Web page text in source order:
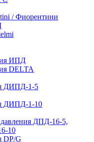
/ Фиорентини
ИПД
DELTA
ДИПД-1-5
ДИПД-1-10
давления ДПД-16-5,
10
DP/G